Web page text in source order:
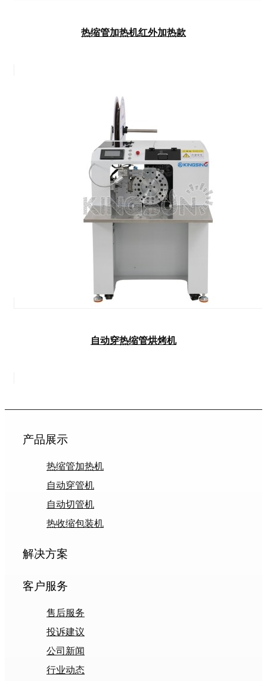
热缩管加热机红外加热款
自动穿热缩管烘烤机
产品展示
热缩管加热机
自动穿管机
自动切管机
热收缩包装机
解决方案
客户服务
售后服务
投诉建议
公司新闻
行业动态